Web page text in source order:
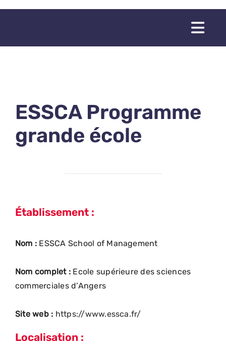
ESSCA Programme
grande école
Établissement :
Nom : ESSCA School of Management
Nom complet : Ecole supérieure des sciences
commerciales d’Angers
Site web : https://www.essca.fr/
Localisation :